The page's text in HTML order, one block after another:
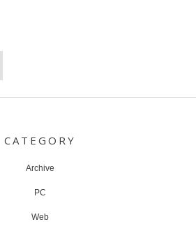
CATEGORY
Archive
PC
Web